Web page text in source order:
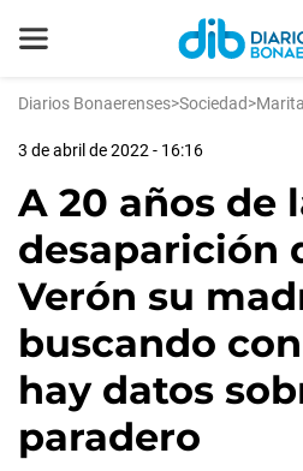
Diarios Bonaerenses>Sociedad>
3 de abril de 2022 - 16:16
A 20 años de
desaparición
Verón su
buscando
hay datos
paradero